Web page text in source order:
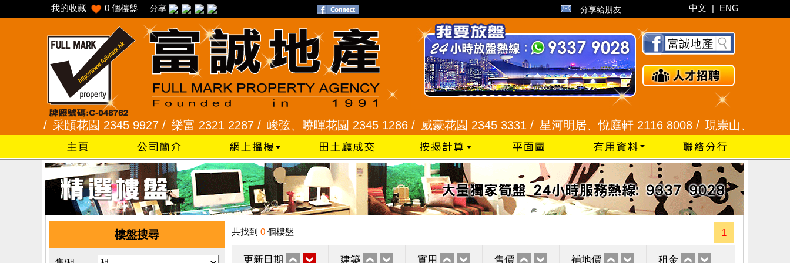
我的收藏 0 個樓盤 分享 分享給朋友 中文 | ENG
采頣花園 2345 9927 /樂富 2321 2287 /峻弦、曉暉花園 2345 1286 /威豪花園 2345 3331 /星河明居、悅庭軒 2116 8008 /現崇山、譽港灣
樓盤搜尋 共找到 0 個樓盤 1
更新日期 建築 實用 售價 補地價 租金